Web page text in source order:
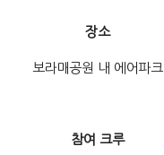
장소
보라매공원 내 에어파크
참여 크루